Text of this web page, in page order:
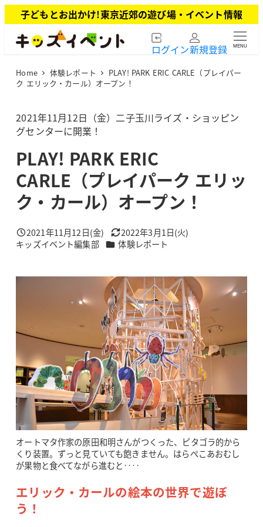
イ
子どもとお出かけ!東京近郊の遊び場・イベント情報
ログイン新規登録 MENU
Home 体験レポート
PLAY! PARK ERIC CARLE（プレイパー
ク エリック・カール）オープン！
2021年11月12日（金）二子玉川ライズ・ショッピン
グセンターに開業！
PLAY! PARK ERIC
CARLE（プレイパーク エリッ
ク・カール）オープン！
投稿日
2021年11月12日(金) 更新日
2022年3月1日(火)
著
キッズイベント編集部 カテゴリー
体験レポート
オートマタ作家の原田和明さんがつくった、ピタゴラ的から
くり装置。ずっと見ていても飽きません。はらぺこあおむし
が果物と食べてながら進むと‥‥
エリック・カールの絵本の世界で遊ぼ
う！